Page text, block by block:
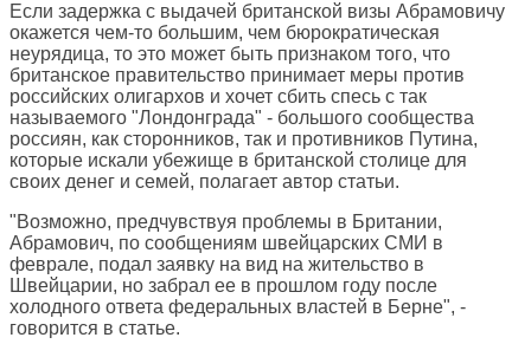
Если задержка с выдачей британской визы Абрамовичу
окажется чем-то большим, чем бюрократическая
неурядица, то это может быть признаком того, что
британское правительство принимает меры против
российских олигархов и хочет сбить спесь с так
называемого "Лондонграда" - большого сообщества
россиян, как сторонников, так и противников Путина,
которые искали убежище в британской столице для
своих денег и семей, полагает автор статьи.
"Возможно, предчувствуя проблемы в Британии,
Абрамович, по сообщениям швейцарских СМИ в
феврале, подал заявку на вид на жительство в
Швейцарии, но забрал ее в прошлом году после
холодного ответа федеральных властей в Берне", -
говорится в статье.